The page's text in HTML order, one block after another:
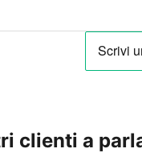
clienti a